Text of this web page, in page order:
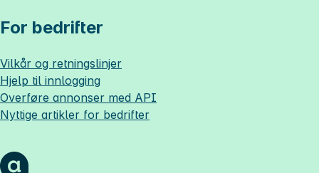
For bedrifter
Vilkår og retningslinjer
Hjelp til innlogging
Overføre annonser med API
Nyttige artikler for bedrifter